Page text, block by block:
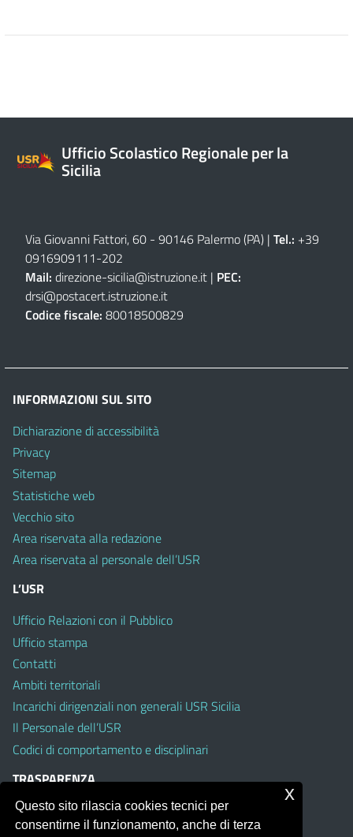
Ufficio Scolastico Regionale per la
Sicilia
Via Giovanni Fattori, 60 - 90146 Palermo (PA) | Tel.: +39
0916909111-202
Mail: direzione-sicilia@istruzione.it | PEC:
drsi@postacert.istruzione.it
Codice fiscale: 80018500829
INFORMAZIONI SUL SITO
Dichiarazione di accessibilità
Privacy
Sitemap
Statistiche web
Vecchio sito
Area riservata alla redazione
Area riservata al personale dell’USR
L’USR
Ufficio Relazioni con il Pubblico
Ufficio stampa
Contatti
Ambiti territoriali
Incarichi dirigenziali non generali USR Sicilia
Il Personale dell’USR
Codici di comportamento e disciplinari
TRASPARENZA
Albo on line
Amministrazione Trasparente
Questo sito rilascia cookies tecnici per
consentirne il funzionamento, anche di terza
x